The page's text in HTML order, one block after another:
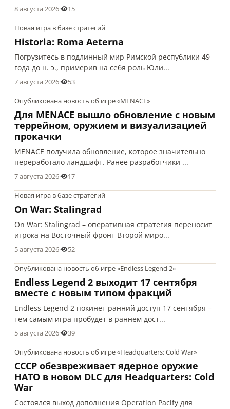
8 августа 2026· 15
Новая игра в базе стратегий
Historia: Roma Aeterna
Погрузитесь в подлинный мир Римской республики 49
года до н. э., примерив на себя роль Юли...
7 августа 2026· 53
Опубликована новость об игре «MENACE»
Для MENACE вышло обновление с новым
террейном, оружием и визуализацией
прокачки
MENACE получила обновление, которое значительно
переработало ландшафт. Ранее разработчики ...
7 августа 2026· 17
Новая игра в базе стратегий
On War: Stalingrad
On War: Stalingrad – оперативная стратегия переносит
игрока на Восточный фронт Второй миро...
5 августа 2026· 52
Опубликована новость об игре «Endless Legend 2»
Endless Legend 2 выходит 17 сентября
вместе с новым типом фракций
Endless Legend 2 покинет ранний доступ 17 сентября –
тем самым игра пробудет в раннем дост...
5 августа 2026· 39
Опубликована новость об игре «Headquarters: Cold War»
СССР обезвреживает ядерное оружие
НАТО в новом DLC для Headquarters: Cold
War
Состоялся выход дополнения Operation Pacify для